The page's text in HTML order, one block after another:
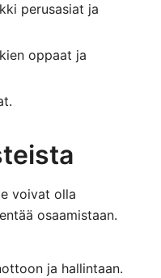
perusasiat ja
oppaat ja
voivat olla
osaamistaan.
ja hallintaan.